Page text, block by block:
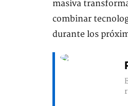
masiva
combinar
durante los